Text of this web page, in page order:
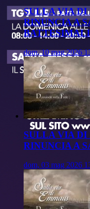
SULLA VIA DI
RINUNCIA A
BATTESIMALI
dom, 10 mag 2026
SULLA VIA DI
RINUNCIA A
dom, 03 mag 2026